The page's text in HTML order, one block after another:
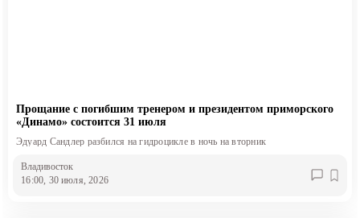
Прощание с погибшим тренером и президентом приморского
«Динамо» состоится 31 июля
Эдуард Сандлер разбился на гидроцикле в ночь на вторник
Владивосток
16:00, 30 июля, 2026